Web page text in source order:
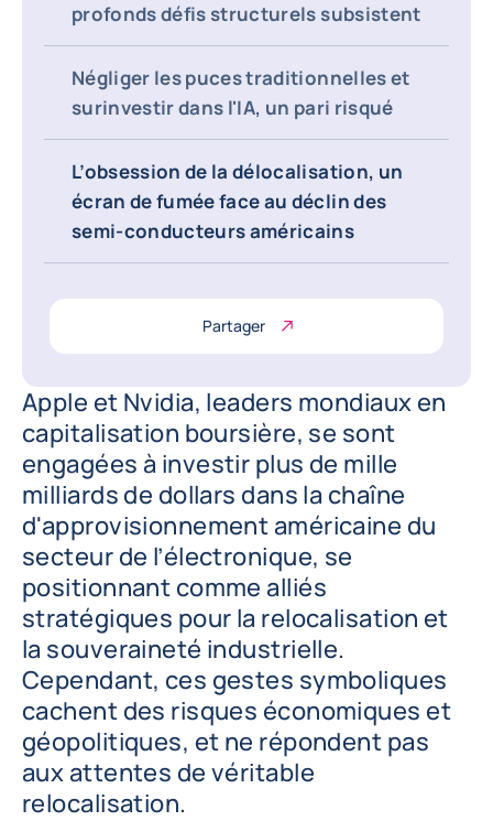
profonds défis structurels subsistent
Négliger les puces traditionnelles et
surinvestir dans l'IA, un pari risqué
L’obsession de la délocalisation, un
écran de fumée face au déclin des
semi-conducteurs américains
Partager
Apple et Nvidia, leaders mondiaux en
capitalisation boursière, se sont
engagées à investir plus de mille
milliards de dollars dans la chaîne
d'approvisionnement américaine du
secteur de l’électronique, se
positionnant comme alliés
stratégiques pour la relocalisation et
la souveraineté industrielle.
Cependant, ces gestes symboliques
cachent des risques économiques et
géopolitiques, et ne répondent pas
aux attentes de véritable
relocalisation.